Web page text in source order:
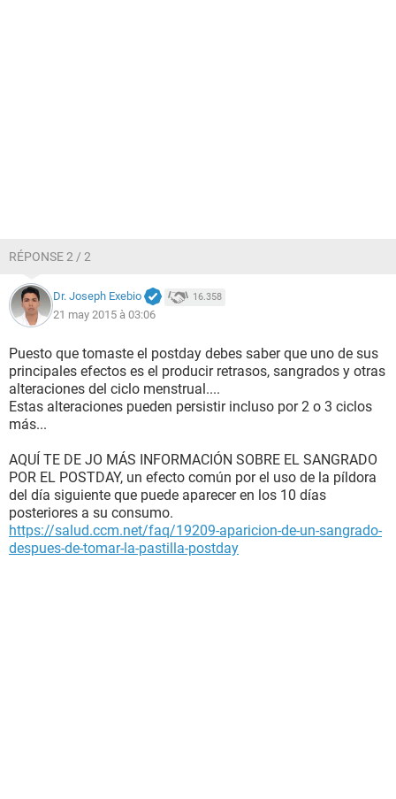
RÉPONSE 2 / 2
Dr. Joseph Exebio 16.358
21 may 2015 à 03:06
Puesto que tomaste el postday debes saber que uno de sus
principales efectos es el producir retrasos, sangrados y otras
alteraciones del ciclo menstrual....
Estas alteraciones pueden persistir incluso por 2 o 3 ciclos
más...
AQUÍ TE DE JO MÁS INFORMACIÓN SOBRE EL SANGRADO
POR EL POSTDAY, un efecto común por el uso de la píldora
del día siguiente que puede aparecer en los 10 días
posteriores a su consumo.
https://salud.ccm.net/faq/19209-aparicion-de-un-sangrado-
despues-de-tomar-la-pastilla-postday